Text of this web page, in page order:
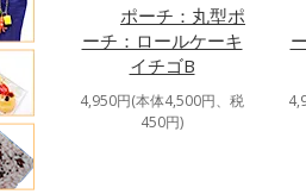
ポーチ：丸型ポ
ーチ：ロールケーキ
イチゴB
4,950円(本体4,500円、税
450円)